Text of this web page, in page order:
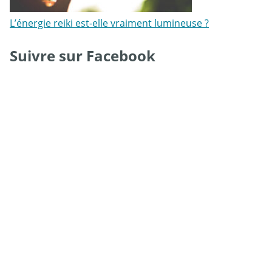
L’énergie reiki est-elle vraiment lumineuse ?
Suivre sur Facebook